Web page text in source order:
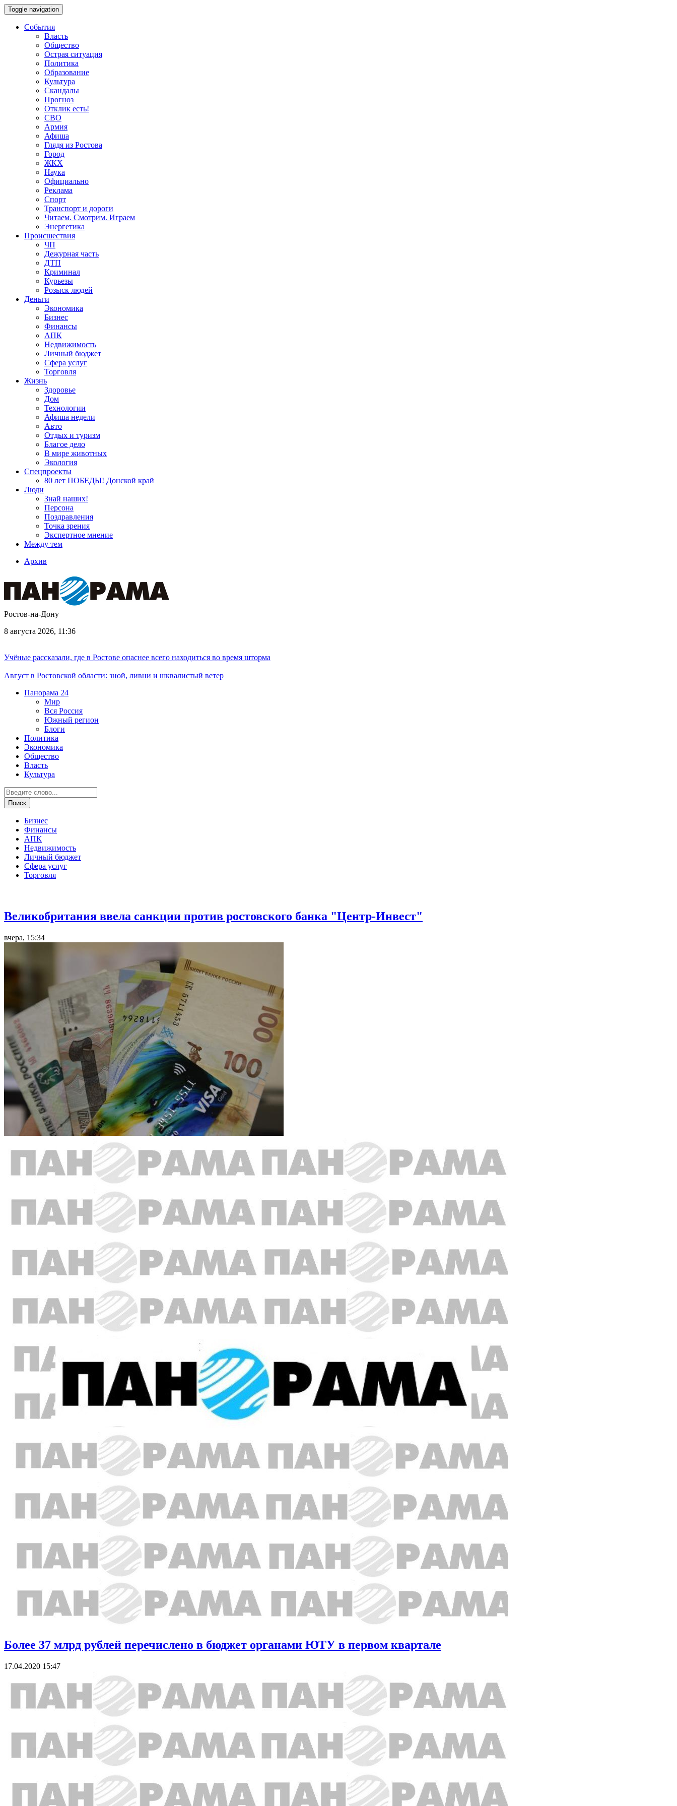
Toggle navigation
События
Власть
Общество
Острая ситуация
Политика
Образование
Культура
Скандалы
Прогноз
Отклик есть!
СВО
Армия
Афиша
Глядя из Ростова
Город
ЖКХ
Наука
Официально
Реклама
Спорт
Транспорт и дороги
Читаем. Смотрим. Играем
Энергетика
Происшествия
ЧП
Дежурная часть
ДТП
Криминал
Курьезы
Розыск людей
Деньги
Экономика
Бизнес
Финансы
АПК
Недвижимость
Личный бюджет
Сфера услуг
Торговля
Жизнь
Здоровье
Дом
Технологии
Афиша недели
Авто
Отдых и туризм
Благое дело
В мире животных
Экология
Спецпроекты
80 лет ПОБЕДЫ! Донской край
Люди
Знай наших!
Персона
Поздравления
Точка зрения
Экспертное мнение
Между тем
Архив
Ростов-на-Дону
8 августа 2026, 11:36
Учёные рассказали, где в Ростове опаснее всего находиться во время шторма
Август в Ростовской области: зной, ливни и шквалистый ветер
Панорама 24
Мир
Вся Россия
Южный регион
Блоги
Политика
Экономика
Общество
Власть
Культура
Бизнес
Финансы
АПК
Недвижимость
Личный бюджет
Сфера услуг
Торговля
Великобритания ввела санкции против ростовского банка "Центр-Инвест"
вчера, 15:34
Более 37 млрд рублей перечислено в бюджет органами ЮТУ в первом квартале
17.04.2020 15:47